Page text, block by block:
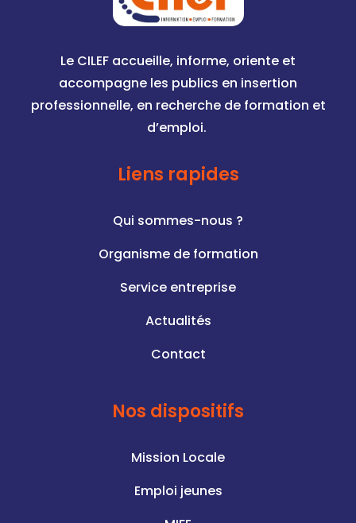
Le CILEF accueille, informe, oriente et
accompagne les publics en insertion
professionnelle, en recherche de formation et
d’emploi.
Liens rapides
Qui sommes-nous ?
Organisme de formation
Service entreprise
Actualités
Contact
Nos dispositifs
Mission Locale
Emploi jeunes